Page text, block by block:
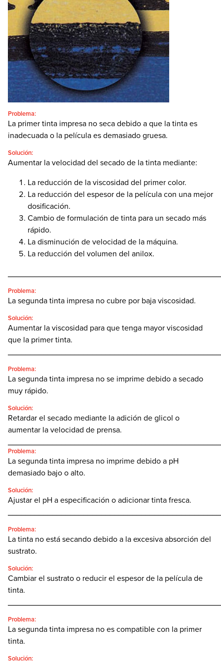
CONTACTO
Español
BUSCAR:'
SEARCH
Problema:
La primer tinta impresa no seca debido a que la tinta es
inadecuada o la película es demasiado gruesa.
Solución:
Aumentar la velocidad del secado de la tinta mediante:
La reducción de la viscosidad del primer color.
La reducción del espesor de la película con una mejor
dosificación.
Cambio de formulación de tinta para un secado más
rápido.
La disminución de velocidad de la máquina.
La reducción del volumen del anilox.
Problema:
La segunda tinta impresa no cubre por baja viscosidad.
Solución:
Aumentar la viscosidad para que tenga mayor viscosidad
que la primer tinta.
Problema:
La segunda tinta impresa no se imprime debido a secado
muy rápido.
Solución:
Retardar el secado mediante la adición de glicol o
aumentar la velocidad de prensa.
Problema:
La segunda tinta impresa no imprime debido a pH
demasiado bajo o alto.
Solución:
Ajustar el pH a especificación o adicionar tinta fresca.
Problema:
La tinta no está secando debido a la excesiva absorción del
sustrato.
Solución:
Cambiar el sustrato o reducir el espesor de la película de
tinta.
Problema:
La segunda tinta impresa no es compatible con la primer
tinta.
Solución: